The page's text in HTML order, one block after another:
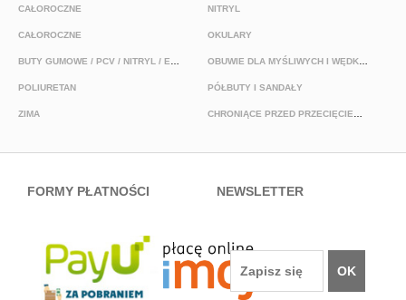
CAŁOROCZNE
CAŁOROCZNE
POLIURETAN
ZIMA
NITRYL
OKULARY
PÓŁBUTY I SANDAŁY
FORMY PŁATNOŚCI NEWSLETTER
OK